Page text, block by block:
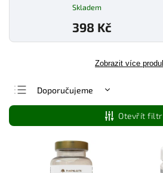
Skladem
398 Kč
Zobrazit více
Doporučujeme
Nejdražší
Nejprodávanější
Abecedně
Otevřít filtr